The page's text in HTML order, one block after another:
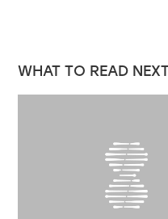
WHAT TO READ